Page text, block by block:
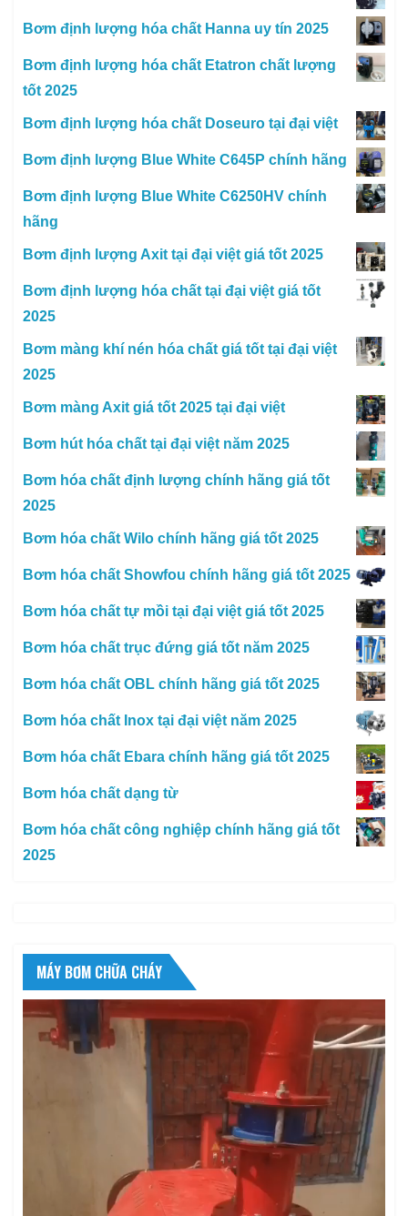
Bơm định lượng hóa chất Hanna uy tín 2025
Bơm định lượng hóa chất Etatron chất lượng
tốt 2025
Bơm định lượng hóa chất Doseuro tại đại việt
Bơm định lượng Blue White C645P chính hãng
Bơm định lượng Blue White C6250HV chính
hãng
Bơm định lượng Axit tại đại việt giá tốt 2025
Bơm định lượng hóa chất tại đại việt giá tốt
2025
Bơm màng khí nén hóa chất giá tốt tại đại việt
2025
Bơm màng Axit giá tốt 2025 tại đại việt
Bơm hút hóa chất tại đại việt năm 2025
Bơm hóa chất định lượng chính hãng giá tốt
2025
Bơm hóa chất Wilo chính hãng giá tốt 2025
Bơm hóa chất Showfou chính hãng giá tốt 2025
Bơm hóa chất tự mồi tại đại việt giá tốt 2025
Bơm hóa chất trục đứng giá tốt năm 2025
Bơm hóa chất OBL chính hãng giá tốt 2025
Bơm hóa chất Inox tại đại việt năm 2025
Bơm hóa chất Ebara chính hãng giá tốt 2025
Bơm hóa chất dạng từ
Bơm hóa chất công nghiệp chính hãng giá tốt
2025
MÁY BƠM CHỮA CHÁY
Trình
chơi